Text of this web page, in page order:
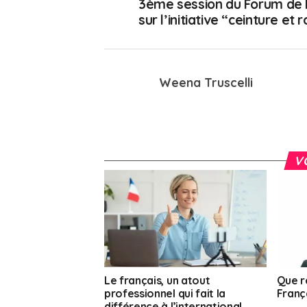
3ème session du Forum de
sur l’initiative “ceinture et
Weena Truscelli
Le français, un atout
professionnel qui fait la
Que